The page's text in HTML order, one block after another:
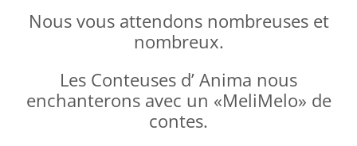
Nous vous attendons nombreuses et
nombreux.
Les Conteuses d’ Anima nous
enchanterons avec un «MeliMelo» de
contes.